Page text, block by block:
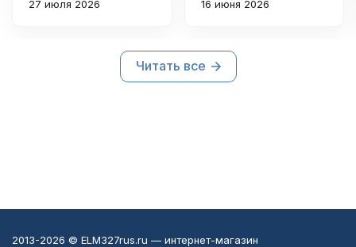
эргономичной форме.
27 июля 2026
качества.
16 июня 2026
Читать все
2013-2026 © ELM327rus.ru — интернет-магазин